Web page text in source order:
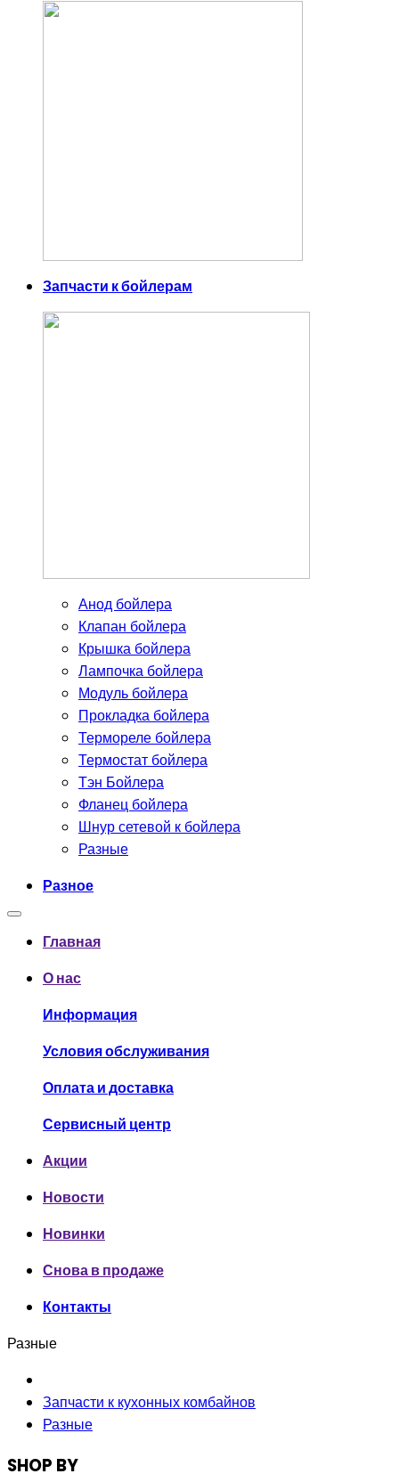
Запчасти к бойлерам
Анод бойлера
Клапан бойлера
Крышка бойлера
Лампочка бойлера
Модуль бойлера
Прокладка бойлера
Термореле бойлера
Термостат бойлера
Тэн Бойлера
Фланец бойлера
Шнур сетевой к бойлера
Разные
Разное
Главная
О нас
Информация
Условия обслуживания
Оплата и доставка
Сервисный центр
Акции
Новости
Новинки
Снова в продаже
Контакты
Разные
Запчасти к кухонных комбайнов
Разные
SHOP BY